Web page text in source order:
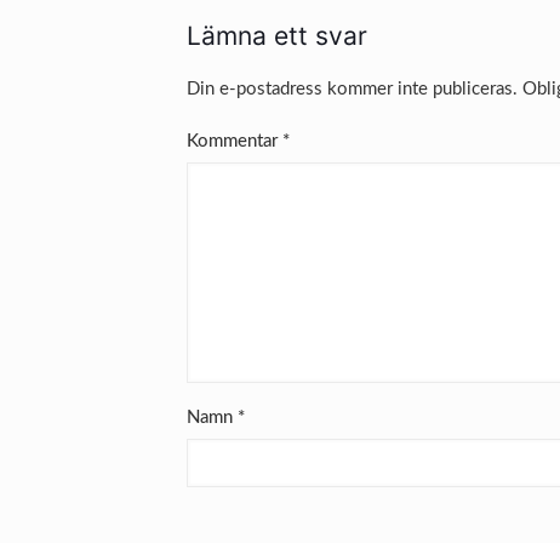
Lämna ett svar
Din e-postadress kommer inte publiceras.
Kommentar *
Namn *